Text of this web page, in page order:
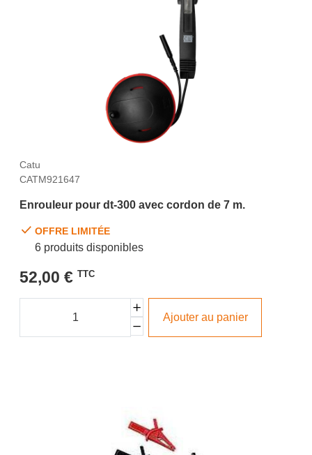
Catu
CATM921647
Enrouleur pour dt-300 avec cordon de 7 m.
OFFRE LIMITÉE
6 produits disponibles
52,00 € TTC
Ajouter au panier